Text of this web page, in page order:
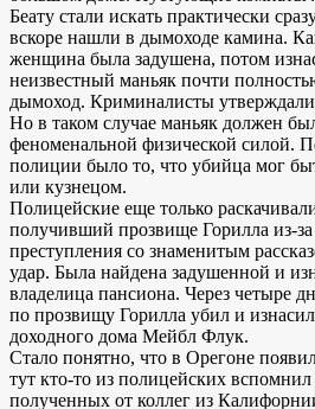
Беату стали искать практически
вскоре нашли в дымоходе камина.
женщина была задушена, потом
неизвестный маньяк почти
дымоход. Криминалисты
Но в таком случае маньяк должен
феноменальной физической силой.
полиции было то, что убийца мог
или кузнецом.
Полицейские еще только
получивший прозвище Горилла из-
преступления со знаменитым
удар. Была найдена задушенной и
владелица пансиона. Через четыре
по прозвищу Горилла убил и
доходного дома Мейбл Флук.
Стало понятно, что в Орегоне
тут кто-то из полицейских
полученных от коллег из